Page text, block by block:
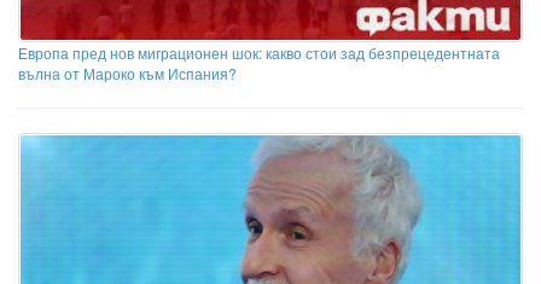
Европа пред нов миграционен шок: какво стои зад безпрецедентната
вълна от Мароко към Испания?